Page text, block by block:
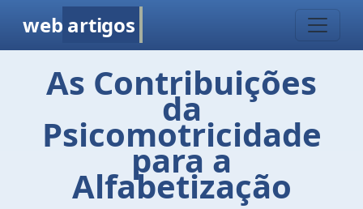
web artigos
As Contribuições
da
Psicomotricidade
para a
Alfabetização